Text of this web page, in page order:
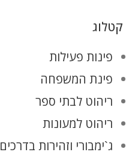
קטלוג
פינות פעילות
פינת המשפחה
ריהוט לבתי ספר
ריהוט למעונות
ג`ימבורי וזהירות בדרכים